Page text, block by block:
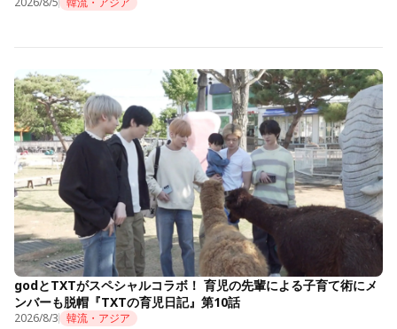
godとTXTがスペシャルコラボ！ 育児の先輩による子育て術にメ
ンバーも脱帽『TXTの育児日記』第10話
2026/8/3 韓流・アジア